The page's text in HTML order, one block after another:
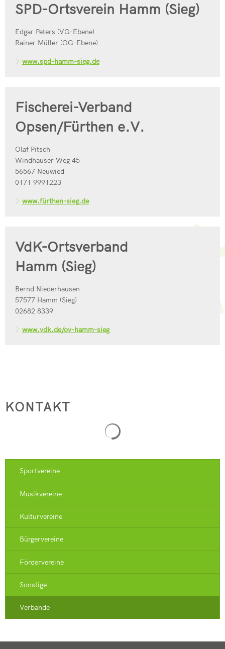
SPD-Ortsverein Hamm (Sieg)
Edgar Peters (VG-Ebene)
Rainer Müller (OG-Ebene)
www.spd-hamm-sieg.de
Fischerei-Verband
Opsen/Fürthen e.V.
Olaf Pitsch
Windhauser Weg 45
56567 Neuwied
0171 9991223
www.fürthen-sieg.de
VdK-Ortsverband
Hamm (Sieg)
Bernd Niederhausen
57577 Hamm (Sieg)
02682 8339
www.vdk.de/ov-hamm-sieg
KONTAKT
Sportvereine
Musikvereine
Kulturvereine
Bürgervereine
Fördervereine
Sonstige
Verbände